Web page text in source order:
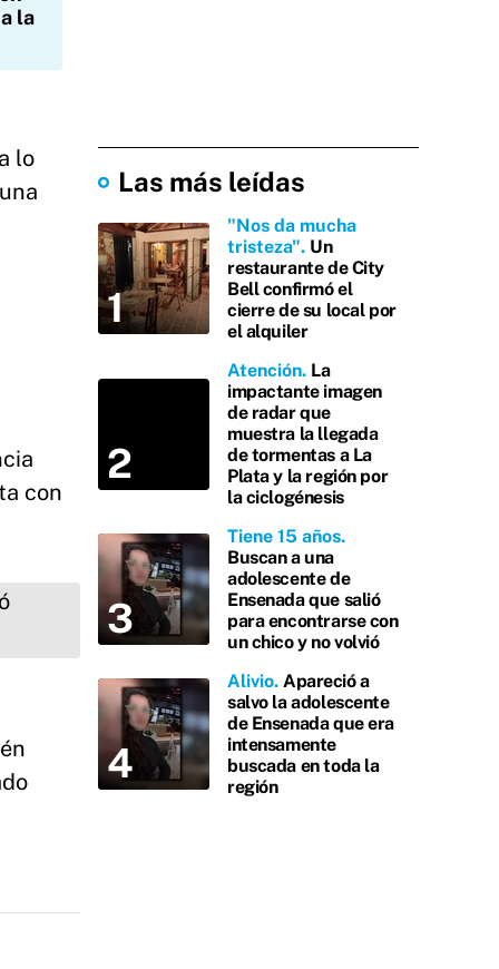
la
lo
con
Las más leídas
"Nos da mucha
tristeza" Un
restaurante de City
Bell confirmó el
cierre de su local por
el alquiler
Atención La
impactante imagen
de radar que
muestra la llegada
de tormentas a La
Plata y la región por
la ciclogénesis
Tiene 15 años
Buscan a una
adolescente de
Ensenada que salió
para encontrarse con
un chico y no volvió
Alivio Apareció a
salvo la adolescente
de Ensenada que era
intensamente
buscada en toda la
región